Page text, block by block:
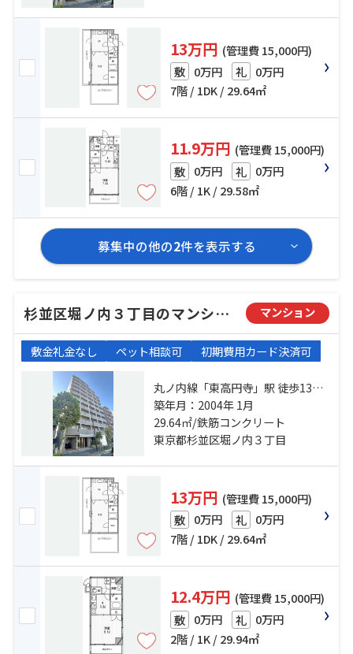
13万円 (管理費 15,000円)
敷 0万円 礼 0万円
7階 / 1DK / 29.64㎡
11.9万円 (管理費 15,000円)
敷 0万円 礼 0万円
6階 / 1K / 29.58㎡
募集中の他の2件を表示する
杉並区堀ノ内３丁目のマンション マンション
敷金礼金なし ペット相談可 初期費用カード決済可
丸ノ内線「東高円寺」駅 徒歩13分
丸ノ内方南支線「方南町」駅 徒歩
10分 中央線「高円寺」駅 徒歩22分
築年月：2004年 1月
29.64㎡/鉄筋コンクリート
東京都杉並区堀ノ内３丁目
13万円 (管理費 15,000円)
敷 0万円 礼 0万円
7階 / 1DK / 29.64㎡
12.4万円 (管理費 15,000円)
敷 0万円 礼 0万円
2階 / 1K / 29.94㎡